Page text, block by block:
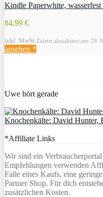
Kindle Paperwhite,
84,99 €
inkl. MwSt. Zuletzt aktualisiert am: 29.
ansehen *
Uwe hört gerade
Knochenkälte: David Hunter,
*Affiliate Links
Wir sind ein
Empfehlungen verwenden
Falle eines Kaufs, eine
Partner Shop. Für dich
zusätzlichen Kosten.